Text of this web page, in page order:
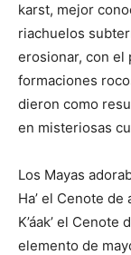
karst, mejor
riachuelos
erosionar, con el
formaciones
dieron como
en misteriosas
Los Mayas
Ha’ el Cenote de
K’áak’ el
elemento de